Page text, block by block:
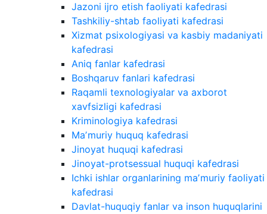
Jazoni ijro etish faoliyati kafedrasi
Tashkiliy-shtab faoliyati kafedrasi
Xizmat psixologiyasi va kasbiy madaniyati
kafedrasi
Aniq fanlar kafedrasi
Boshqaruv fanlari kafedrasi
Raqamli texnologiyalar va axborot
xavfsizligi kafedrasi
Kriminologiya kafedrasi
Maʼmuriy huquq kafedrasi
Jinoyat huquqi kafedrasi
Jinoyat-protsessual huquqi kafedrasi
Ichki ishlar organlarining maʼmuriy faoliyati
kafedrasi
Davlat-huquqiy fanlar va inson huquqlarini